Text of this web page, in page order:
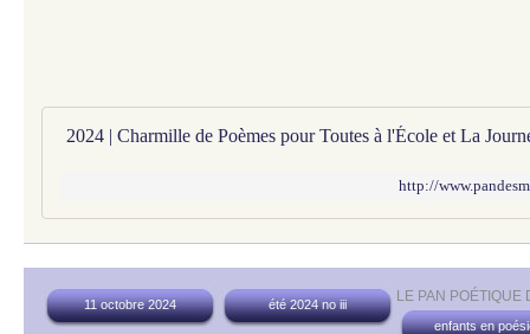
http://
LE PAN
11 octobre 2024
été 2024 no iii
enfants en